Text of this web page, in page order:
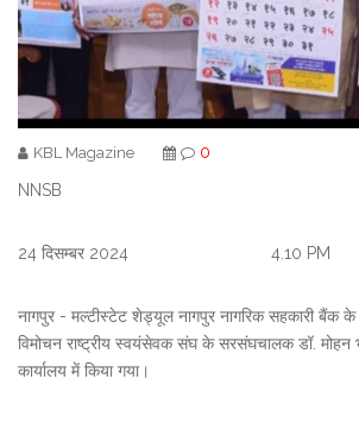
KBL Magazine
0
NNSB
24 दिसम्बर 2024 4.10 PM
नागपुर - मल्टीस्टेट शेड्यूल नागपुर नागरिक सहकारी बैंक
विमोचन राष्ट्रीय स्वयंसेवक संघ के सरसंघचालक डॉ. मोहन
कार्यालय में किया गया।